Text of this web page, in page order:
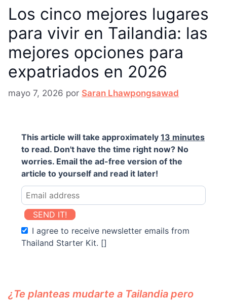
Los cinco mejores lugares
para vivir en Tailandia: las
mejores opciones para
expatriados en 2026
mayo 7, 2026 por Saran Lhawpongsawad
This article will take approximately 13 minutes
to read. Don't have the time right now? No
worries. Email the ad-free version of the
article to yourself and read it later!
SEND IT!
I agree to receive newsletter emails from
Thailand Starter Kit. []
¿Te planteas mudarte a Tailandia pero